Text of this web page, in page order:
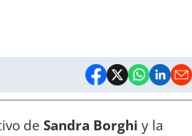
de Sandra Borghi y la